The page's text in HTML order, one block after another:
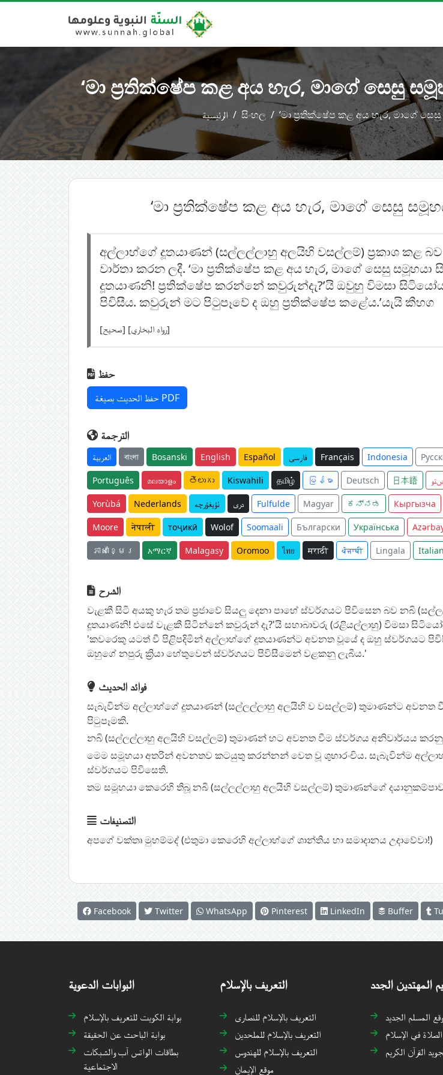
‘මා ප්‍රතික්ෂේප කළ අය හැර, මාගේ සෙසු
الرئيسية සිංහල ‘මා ප්‍රතික්ෂේප කළ අය හැර, මාගේ
‘මා ප්‍රතික්ෂේප කළ අය හැර, මාගේ සෙසු
අල්ලාහ්ගේ දූතයාණන් (සල්ලල්ලාහු අලයිහි වසල්ලම්) ප්‍රකාශ කළ
වාර්තා කරන ලදී. ‘මා ප්‍රතික්ෂේප කළ අය හැර, මාගේ සෙසු
දූතයාණනි! ප්‍රතික්ෂේප කරන්නේ කවුරුන්දැ?’යි ඔවුහු විමසා
පිවිසීය. කවුරුන් මට පිටුපෑවේ ද ඔහු ප්‍රතික්ෂේප කළේය.’යැයි කීහග
[صحيح] [رواه البخاري]
حفظ
حفظ الحديث بصيغة PDF
الترجمة
العربية বাংলা Bosanski English Español فارسی Français Indonesia
Português മലയാളം తెలుగు Kiswahili தமிழ் မြန်မာ Deutsch 日本語
Yorùbá Nederlands ئۇيغۇرچە دری Fulfulde Magyar ಕನ್ನಡ Кыргызча
Moore नेपाली тоҷикӣ Wolof Soomaali Български Українська
ភាសាខ្មែរ አማርኛ Malagasy Oromoo ไทย मराठी ਪੰਜਾਬੀ Lingala
الشرح
වැළකී සිටි අයකු හැර තම ප්‍රජාවේ සියලු දෙනා පාහේ ස්වර්ගයට පිවිසෙන බව නබි
දූතයාණනි! එසේ වැළකී සිටින්නේ කවුරුන් දැ?'යි සහාබාවරු (රළියල්ලාහු) විමසා
'කවරෙකු යටත් වී පිළිපදිමින් අල්ලාහ්ගේ දූතයාණන්ට අවනත වූයේ ද ඔහු ස්වර්ගයට
ඔහුගේ නපුරු ක්‍රියා හේතුවෙන් ස්වර්ගයට පිවිසීමෙන් වළකනු ලැබීය.'
فوائد الحديث
සැබැවින්ම අල්ලාහ්ගේ දූතයාණන් (සල්ලල්ලාහු අලයිහි ව වසල්ලම්) තුමාණන්ට අවනත
පිටුපෑමකි.
නබි (සල්ලල්ලාහු අලයිහි වසල්ලම්) තුමාණන් හට අවනත වීම ස්වර්ගය අනිවාර්යය
මෙම සමූහයා අතරින් අවනතව කටයුතු කරන්නන් වෙත වූ ශුභාරංචිය. සැබැවින්ම
ස්වර්ගයට පිවිසෙති.
තම සමූහයා කෙරෙහි තිබූ නබි (සල්ලල්ලාහු අලයිහි වසල්ලම්) තුමාණන්ගේ
التصنيفات
අපගේ වක්තෘ මුහම්මද් (එතුමා කෙරෙහි අල්ලාහ්ගේ ශාන්තිය හා සමාදානය උදාවේවා!)
Facebook Twitter WhatsApp Pinterest LinkedIn Buffer
البوابات الدعوية
بوابة الكويت للتعريف بالإسلام
بوابة الباحث عن الحقيقة
بطاقات الواتس آب والشبكات
الاجتماعية
التعريف بالإسلام
التعريف بالإسلام للنصارى
التعريف بالإسلام للملحدين
التعريف بالإسلام للهندوس
موقع الإيمان
المهتدين الجدد
المسلم الجديد
في الإسلام
القرآن الكريم